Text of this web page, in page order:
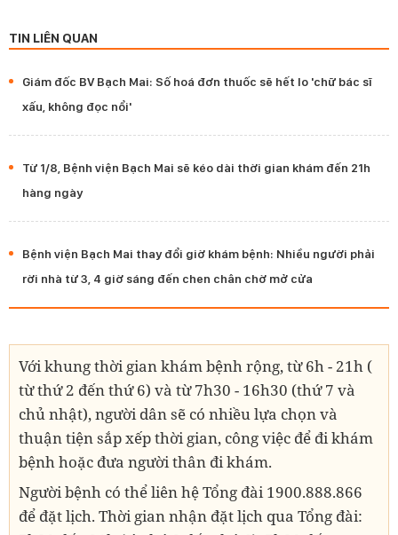
TIN LIÊN QUAN
Giám đốc BV Bạch Mai: Số hoá đơn thuốc sẽ hết lo 'chữ bác sĩ
xấu, không đọc nổi'
Từ 1/8, Bệnh viện Bạch Mai sẽ kéo dài thời gian khám đến 21h
hàng ngày
Bệnh viện Bạch Mai thay đổi giờ khám bệnh: Nhiều người phải
rời nhà từ 3, 4 giờ sáng đến chen chân chờ mở cửa
Với khung thời gian khám bệnh rộng, từ 6h - 21h (
từ thứ 2 đến thứ 6) và từ 7h30 - 16h30 (thứ 7 và
chủ nhật), người dân sẽ có nhiều lựa chọn và
thuận tiện sắp xếp thời gian, công việc để đi khám
bệnh hoặc đưa người thân đi khám.
Người bệnh có thể liên hệ Tổng đài 1900.888.866
để đặt lịch. Thời gian nhận đặt lịch qua Tổng đài: